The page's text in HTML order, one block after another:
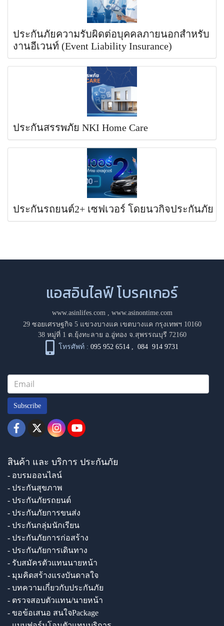
ประกันภัยความรับผิดต่อบุคคลภายนอกสำหรับ
งานอีเวนท์ (Event Liability Insurance)
ประกันสรรพภัย NKI Home Care
ประกันรถยนต์2+ เซฟเวอร์ โดยนวกิจประกันภัย
แอสอินไลฟ์ โบรคเกอร์
www.asinlifes.com, www.asinontime.com
29 ซอยเศรษฐกิจ 5 แขวงบางแค เขตบางแค กรุงเทพฯ 10160
38 หมู่ที่ 1 ต.ยุ้งทะลาย อ.อู่ทอง จ.สุพรรณบุรี 72160
โทรศัพท์ : 095 952 6514 ,084 914 9731
Subscribe
สินค้า และ บริการ ประกันภัย
- อบรมออนไลน์
- ประกันสุขภาพ
- ประกันภัยรถยนต์
- ประกันภัยการขนส่ง
- ประกันกลุ่มนักเรียน
- ประกันภัยการก่อสร้าง
- ประกันภัยการเดินทาง
- รับสมัครตัวแทนนายหน้า
- มุมคิดสร้างแรงบันดาลใจ
- บทความเกี่ยวกับประกันภัย
- ตรวจสอบตัวแทน/นายหน้า
- ขอข้อเสนอ สนใจPackage